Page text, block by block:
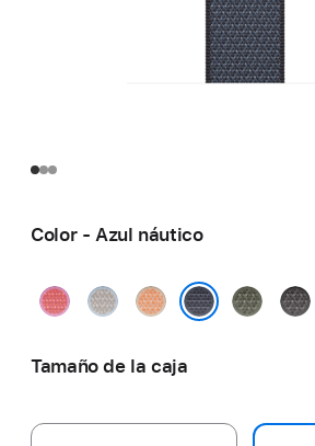
Color - Azul náutico
Guayaba
Azul
Cantalupo VerdeGris
Tamaño de la caja